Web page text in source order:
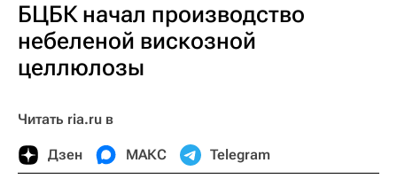
БЦБК начал производство
небеленой вискозной
целлюлозы
Читать ria.ru в
Дзен МАКС Telegram